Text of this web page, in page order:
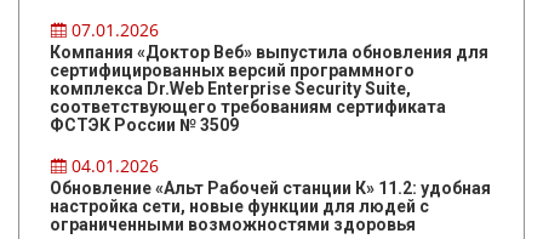
07.01.2026
Компания «Доктор Веб» выпустила обновления для
сертифицированных версий программного
комплекса Dr.Web Enterprise Security Suite,
соответствующего требованиям сертификата
ФСТЭК России № 3509
04.01.2026
Обновление «Альт Рабочей станции К» 11.2: удобная
настройка сети, новые функции для людей с
ограниченными возможностями здоровья